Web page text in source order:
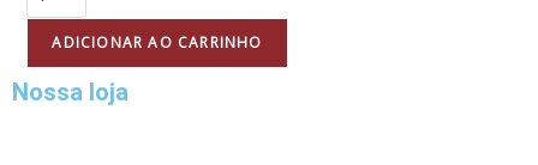
ADICIONAR AO CARRINHO
Nossa loja